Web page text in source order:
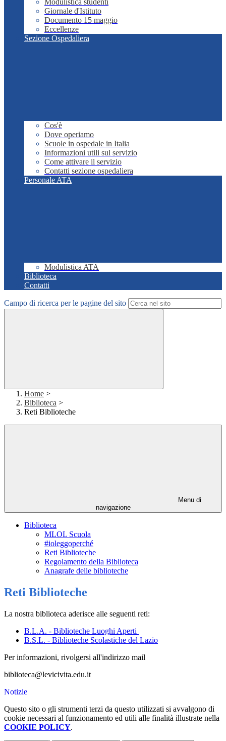
Modulistica studenti
Giornale d'Istituto
Documento 15 maggio
Eccellenze
Sezione Ospedaliera
Cos'è
Dove operiamo
Scuole in ospedale in Italia
Informazioni utili sul servizio
Come attivare il servizio
Contatti sezione ospedaliera
Personale ATA
Modulistica ATA
Biblioteca
Contatti
Campo di ricerca per le pagine del sito
Home >
Biblioteca >
Reti Biblioteche
Menu di
navigazione
Biblioteca
MLOL Scuola
#ioleggoperché
Reti Biblioteche
Regolamento della Biblioteca
Anagrafe delle biblioteche
Reti Biblioteche
La nostra biblioteca aderisce alle seguenti reti:
B.L.A. - Biblioteche Luoghi Aperti
B.S.L. - Biblioteche Scolastiche del Lazio
Per informazioni, rivolgersi all'indirizzo mail
biblioteca@levicivita.edu.it
Notizie
Questo sito o gli strumenti terzi da questo utilizzati si avvalgono di
cookie necessari al funzionamento ed utili alle finalità illustrate nella
COOKIE POLICY.